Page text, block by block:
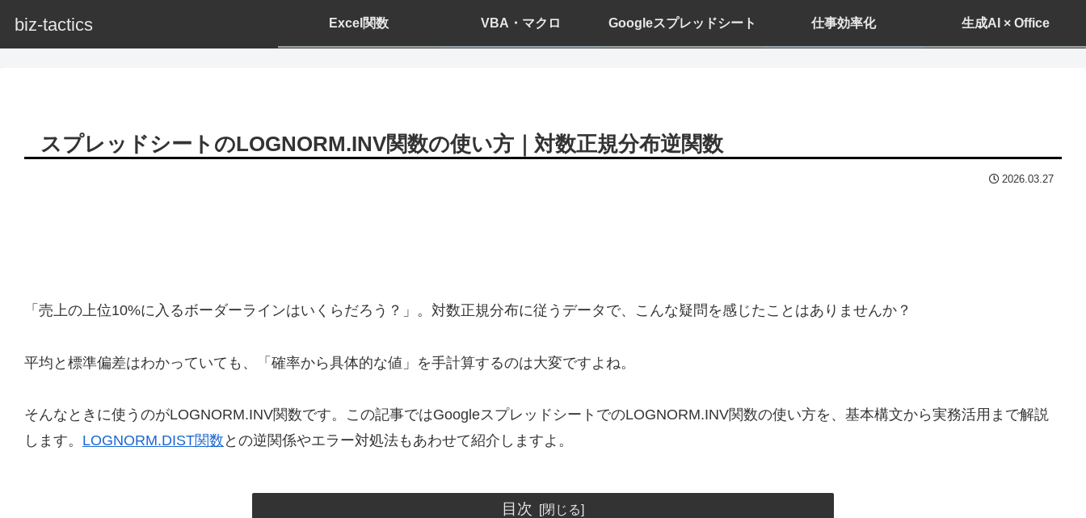
biz-tactics Excel関数 VBA・マクロ Googleスプレッドシート 仕事効率化 生成AI × Office
スプレッドシートのLOGNORM.INV関数の使い方｜対数正規分布逆関数
2026.03.27
「売上の上位10%に入るボーダーラインはいくらだろう？」。対数正規分布に従うデータで、こんな疑問を感じたことはありませんか？
平均と標準偏差はわかっていても、「確率から具体的な値」を手計算するのは大変ですよね。
そんなときに使うのがLOGNORM.INV関数です。この記事ではGoogleスプレッドシートでのLOGNORM.INV関数の使い方を、基本構文から実務活用まで解説
します。 LOGNORM.DIST関数 との逆関係やエラー対処法もあわせて紹介しますよ。
目次